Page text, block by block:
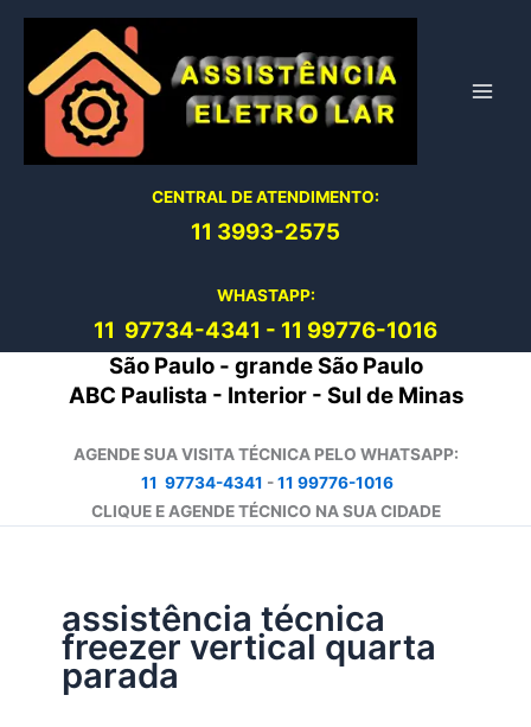
conteúdo
CENTRAL DE ATENDIMENTO:
11 3993-2575
WHASTAPP:
11 97734-4341 - 11 99776-1016
São Paulo - grande São Paulo
ABC Paulista - Interior - Sul de Minas
AGENDE SUA VISITA TÉCNICA PELO WHATSAPP:
11 97734-4341 -11 99776-1016
CLIQUE E AGENDE TÉCNICO NA SUA CIDADE
assistência técnica
freezer vertical quarta
parada